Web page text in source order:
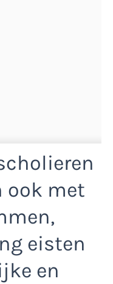
ook met
eisten
en